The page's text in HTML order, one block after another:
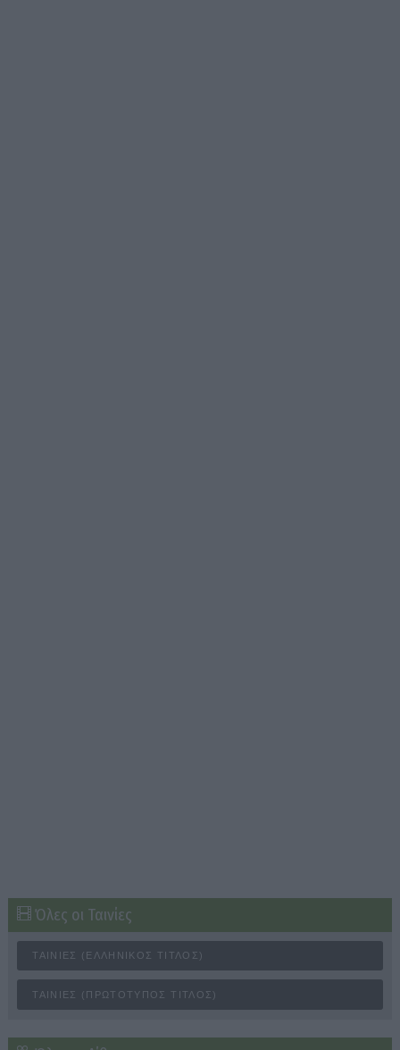
Όλες οι Ταινίες
ΤΑΙΝΊΕΣ (ΕΛΛΗΝΙΚΌΣ ΤΊΤΛΟΣ)
ΤΑΙΝΊΕΣ (ΠΡΩΤΌΤΥΠΟΣ ΤΊΤΛΟΣ)